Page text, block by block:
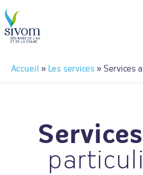
Accueil » Les services » Services
Services